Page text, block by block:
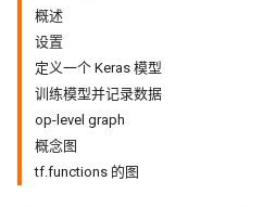
概述
设置
定义一个 Keras 模型
训练模型并记录数据
op-level graph
概念图
tf.functions 的图